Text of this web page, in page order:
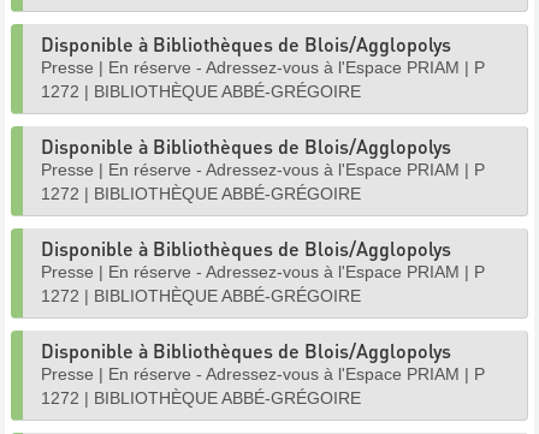
Disponible à Bibliothèques de Blois/Agglopolys
Presse | En réserve - Adressez-vous à l'Espace PRIAM | P
1272 | BIBLIOTHÈQUE ABBÉ-GRÉGOIRE
Disponible à Bibliothèques de Blois/Agglopolys
Presse | En réserve - Adressez-vous à l'Espace PRIAM | P
1272 | BIBLIOTHÈQUE ABBÉ-GRÉGOIRE
Disponible à Bibliothèques de Blois/Agglopolys
Presse | En réserve - Adressez-vous à l'Espace PRIAM | P
1272 | BIBLIOTHÈQUE ABBÉ-GRÉGOIRE
Disponible à Bibliothèques de Blois/Agglopolys
Presse | En réserve - Adressez-vous à l'Espace PRIAM | P
1272 | BIBLIOTHÈQUE ABBÉ-GRÉGOIRE